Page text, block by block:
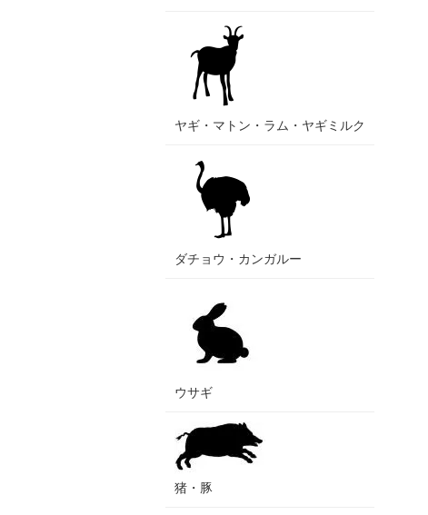
ヤギ・マトン・ラム・ヤギミルク
ダチョウ・カンガルー
ウサギ
猪・豚